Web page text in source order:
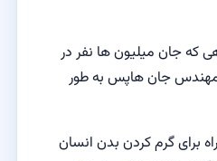
که جان میلیون ها نفر در
جان هاپس به طور
برای گرم کردن بدن انسان